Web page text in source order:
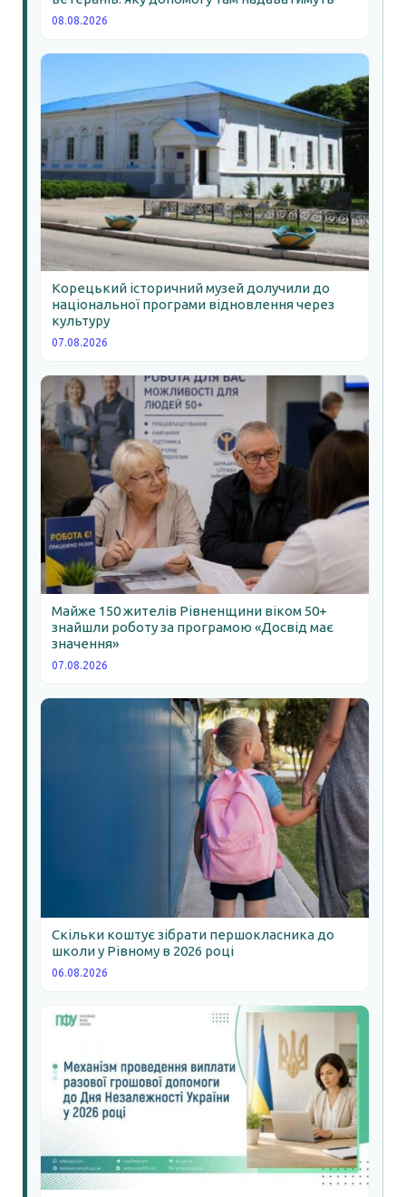
08.08.2026
Корецький історичний музей долучили до
національної програми відновлення через
культуру
07.08.2026
Майже 150 жителів Рівненщини віком 50+
знайшли роботу за програмою «Досвід має
значення»
07.08.2026
Скільки коштує зібрати першокласника до
школи у Рівному в 2026 році
06.08.2026